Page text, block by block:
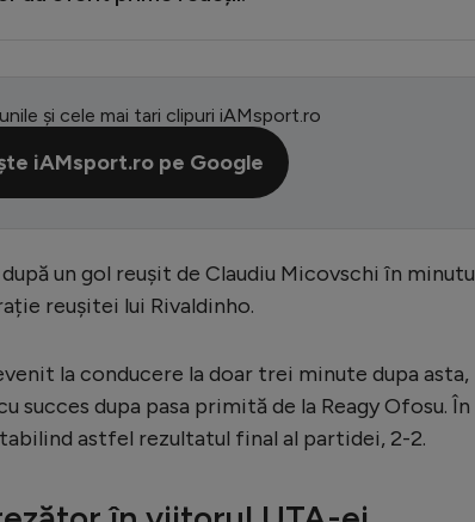
și cele mai tari clipuri iAMsport.ro
iAMsport.ro pe Google
după un gol reușit de Claudiu Micovschi în
reușitei lui Rivaldinho.
la conducere la doar trei minute dupa asta,
succes dupa pasa primită de la Reagy Ofosu. În
astfel rezultatul final al partidei, 2-2.